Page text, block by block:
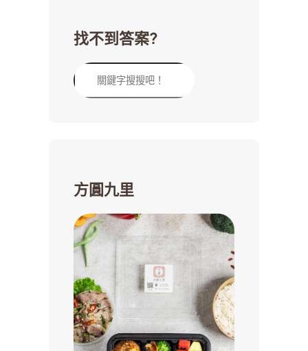
找不到答案?
方圓九里